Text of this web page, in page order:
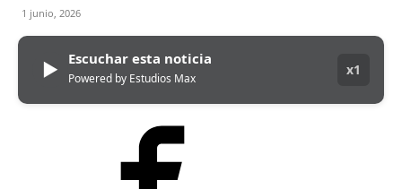
1 junio, 2026
▶ Escuchar esta noticia
Powered by Estudios Max
x1